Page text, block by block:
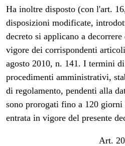
Ha inoltre disposto (con l'art.
disposizioni modificate,
decreto si applicano a
vigore dei corrispondenti
agosto 2010, n. 141. I termini
procedimenti amministrativi,
di regolamento, pendenti alla
sono prorogati fino a 120 giorni
entrata in vigore del presente
Art.